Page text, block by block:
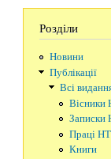
Розділи
Новини
Публікації
Всі
Праці
Книги